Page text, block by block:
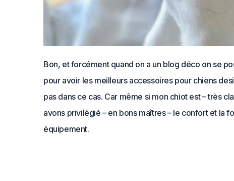
Bon, et forcément quand on a un blog déco on se
pour avoir les meilleurs accessoires pour chiens
pas dans ce cas. Car même si mon chiot est – très
avons privilégié – en bons maîtres – le confort et la
équipement.